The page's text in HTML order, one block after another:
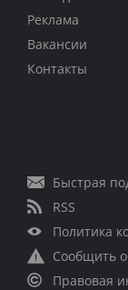
Реклама
Вакансии
Контакты
Быстрая
RSS
Политика
Сообщить
Правовая